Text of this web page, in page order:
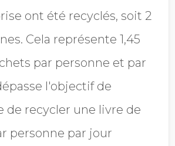
ont été recyclés, soit 2
Cela représente 1,45
par personne et par
l'objectif de
de recycler une livre de
personne par jour